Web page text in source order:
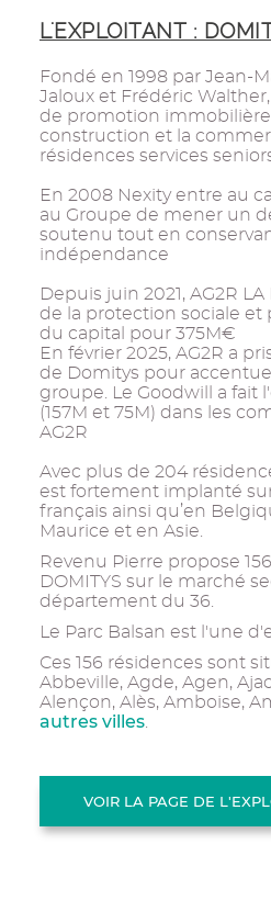
L'EXPLOITANT :
Fondé en 1998 par Jean-
Jaloux et Frédéric
de promotion
construction et la
résidences services
En 2008 Nexity entre au
au Groupe de mener un
soutenu tout en
indépendance
Depuis juin 2021, AG2R
de la protection sociale et
du capital pour 375M€
En février 2025, AG2R a
de Domitys pour
groupe. Le Goodwill a fait
(157M et 75M) dans les
AG2R
Avec plus de 204
est fortement implanté
français ainsi qu’en
Maurice et en Asie.
Revenu Pierre propose
DOMITYS sur le marché
département du 36.
Le Parc Balsan est l'une
Ces 156 résidences sont
Abbeville, Agde, Agen,
Alençon, Alès, Amboise,
autres villes
VOIR LA PAGE DE